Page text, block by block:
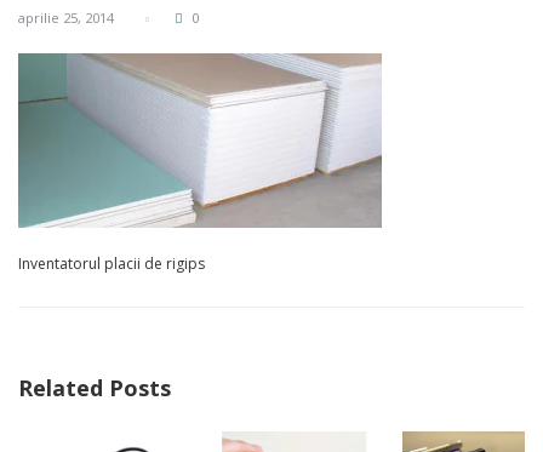
aprilie 25, 2014 0
Inventatorul placii de rigips
Related Posts